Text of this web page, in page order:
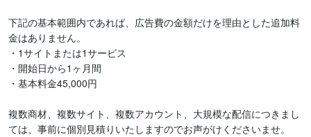
下記の基本範囲内であれば、広告費の金額だけを理由とした追加料
金はありません。
・1サイトまたは1サービス
・開始日から1ヶ月間
・基本料金45,000円
複数商材、複数サイト、複数アカウント、大規模な配信につきまし
ては、事前に個別見積りいたしますのでお声がけくださいませ。